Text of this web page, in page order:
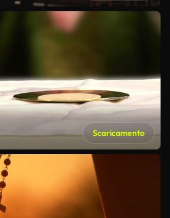
Scaricamento